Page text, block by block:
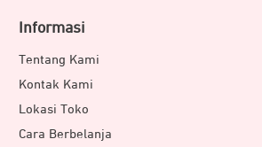
Informasi
Tentang Kami
Kontak Kami
Lokasi Toko
Cara Berbelanja